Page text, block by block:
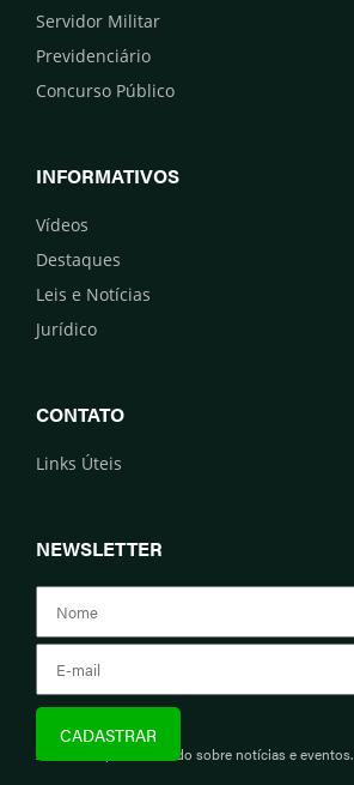
Servidor Militar
Previdenciário
Concurso Público
INFORMATIVOS
Vídeos
Destaques
Leis e Notícias
Jurídico
CONTATO
Links Úteis
NEWSLETTER
Assine e fique informado sobre notícias e eventos.